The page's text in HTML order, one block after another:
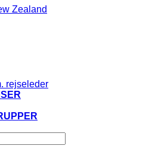
Zealand
rejseleder